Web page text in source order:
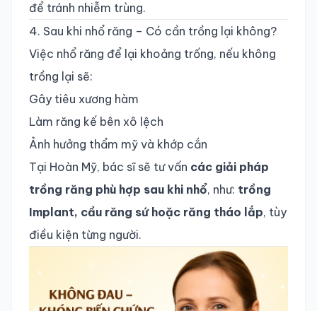
để tránh nhiễm trùng.
4. Sau khi nhổ răng – Có cần trồng lại không?
Việc nhổ răng để lại khoảng trống, nếu không
trồng lại sẽ:
Gây tiêu xương hàm
Làm răng kế bên xô lệch
Ảnh hưởng thẩm mỹ và khớp cắn
Tại Hoàn Mỹ, bác sĩ sẽ tư vấn các giải pháp
trồng răng phù hợp sau khi nhổ, như: trồng
Implant, cầu răng sứ hoặc răng tháo lắp, tùy
điều kiện từng người.